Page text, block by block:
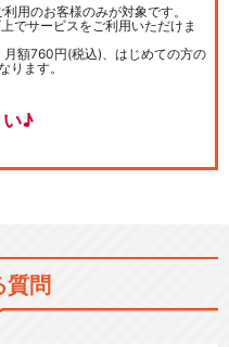
用のお客様のみが対象です。
でサービスをご利用いただけま
額760円(税込)、はじめての方の
ります。
い♪
質問